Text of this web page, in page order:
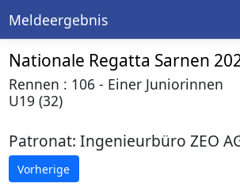
Meldeergebnis
Nationale Regatta Sarnen
Rennen : 106 - Einer Juniorinnen
U19 (32)
Patronat: Ingenieurbüro ZEO
Vorherige